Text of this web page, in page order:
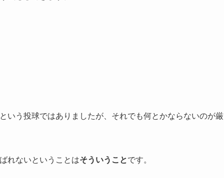
いう投球ではありましたが、それでも何とかならないのが厳
れないということはそういうことです。